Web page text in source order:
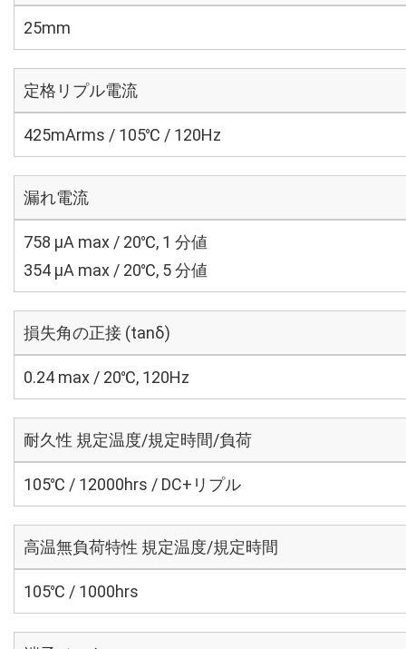
25mm
定格リプル電流
425mArms / 105℃ / 120Hz
漏れ電流
758 μA max / 20℃, 1 分値
354 μA max / 20℃, 5 分値
損失角の正接 (tanδ)
0.24 max / 20℃, 120Hz
耐久性 規定温度/規定時間/負荷
105℃ / 12000hrs / DC+リプル
高温無負荷特性 規定温度/規定時間
105℃ / 1000hrs